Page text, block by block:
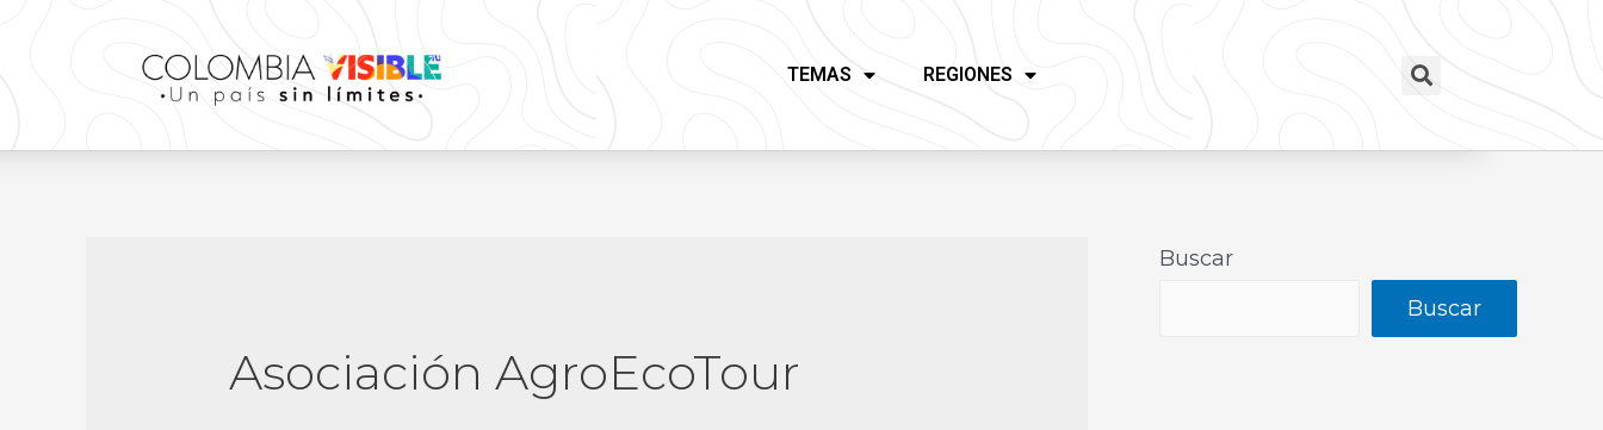
TEMAS REGIONES
Asociación AgroEcoTour
Buscar
Buscar